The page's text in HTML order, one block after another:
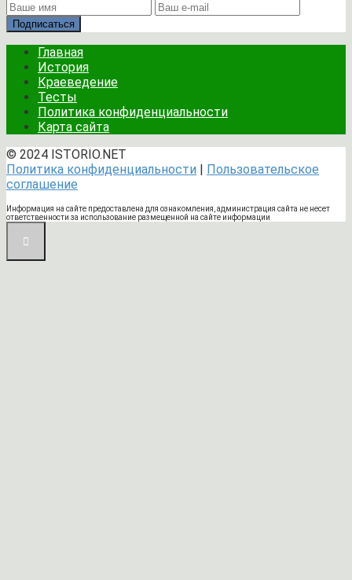
Подписаться
Главная
История
Краеведение
Тесты
Политика конфиденциальности
Карта сайта
© 2024 ISTORIO.NET
Политика конфиденциальности | Пользовательское
соглашение
Информация на сайте предоставлена для ознакомления, администрация сайта не несет
ответственности за использование размещенной на сайте информации